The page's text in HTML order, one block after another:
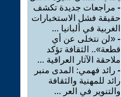
- مراجعات جديدة تكشف
حقيقة فشل الاستخبارات
الغربية في ألبانيا ...
- «لن نتخلى عن أي
قطعة».. الثقافة تؤكد
ملاحقة الآثار العراقية ...
- رائد فهمي: المدى منبر
رائد للمهنية والثقافة
والتنوير في العر ...